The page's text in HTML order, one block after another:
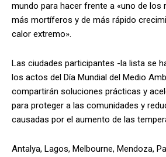
mundo para hacer frente a «uno de los
más mortíferos y de más rápido
calor extremo».
Las ciudades participantes -la lista se
los actos del Día Mundial del Medio
compartirán soluciones prácticas y
para proteger a las comunidades y
causadas por el aumento de las
Antalya, Lagos, Melbourne, Mendoza,